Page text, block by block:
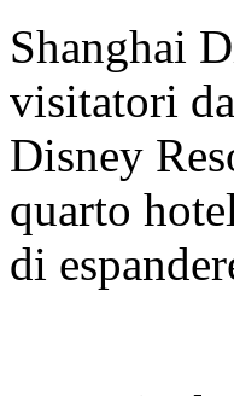
Shanghai
visitatori
Disney
quarto
di